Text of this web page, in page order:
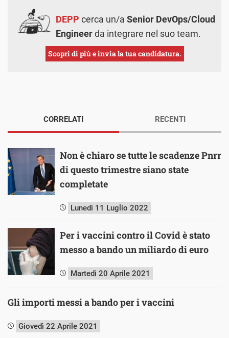
DEPP cerca un/a Senior DevOps/Cloud
Engineerda integrare nel suo team.
Scopri di più e invia la tua candidatura.
CORRELATI
Non è chiaro se tutte le scadenze Pnrr
di questo trimestre siano state
completate
Lunedì 11 Luglio 2022
Per i vaccini contro il Covid è stato
messo a bando un miliardo di euro
Martedì 20 Aprile 2021
Gli importi messi a bando per i vaccini
Giovedì 22 Aprile 2021
RECENTI